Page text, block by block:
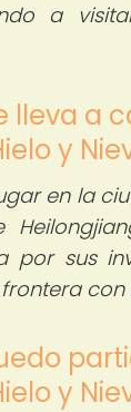
a
lleva a
y
en la
por sus
con
y